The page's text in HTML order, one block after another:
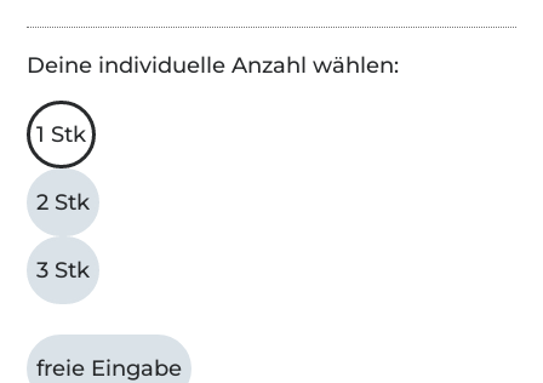
Deine individuelle Anzahl wählen:
1 Stk
2 Stk
3 Stk
freie Eingabe